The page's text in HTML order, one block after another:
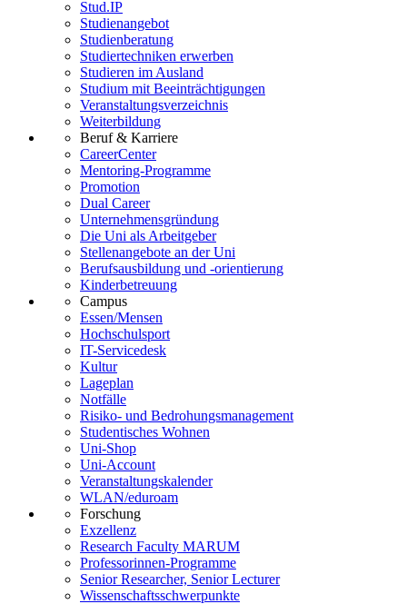
Stud.IP
Studienangebot
Studienberatung
Studiertechniken erwerben
Studieren im Ausland
Studium mit Beeinträchtigungen
Veranstaltungsverzeichnis
Weiterbildung
Beruf & Karriere
CareerCenter
Mentoring-Programme
Promotion
Dual Career
Unternehmensgründung
Die Uni als Arbeitgeber
Stellenangebote an der Uni
Berufsausbildung und -orientierung
Kinderbetreuung
Campus
Essen/Mensen
Hochschulsport
IT-Servicedesk
Kultur
Lageplan
Notfälle
Risiko- und Bedrohungsmanagement
Studentisches Wohnen
Uni-Shop
Uni-Account
Veranstaltungskalender
WLAN/eduroam
Forschung
Exzellenz
Research Faculty MARUM
Professorinnen-Programme
Senior Researcher, Senior Lecturer
Wissenschaftsschwerpunkte